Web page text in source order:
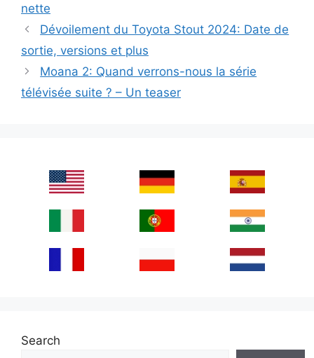
nette
Dévoilement du Toyota Stout 2024: Date de
sortie, versions et plus
Moana 2: Quand verrons-nous la série
télévisée suite ? – Un teaser
Search